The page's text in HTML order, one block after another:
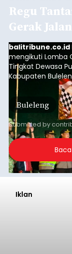
Regu
Gerak
balitribune.co.id
mengikuti Lomba
Tingkat Dewasa
Kabupaten
HUT ke-81
Lomba resmi
Desa Celukan
Buleleng
Submitted by
Iklan